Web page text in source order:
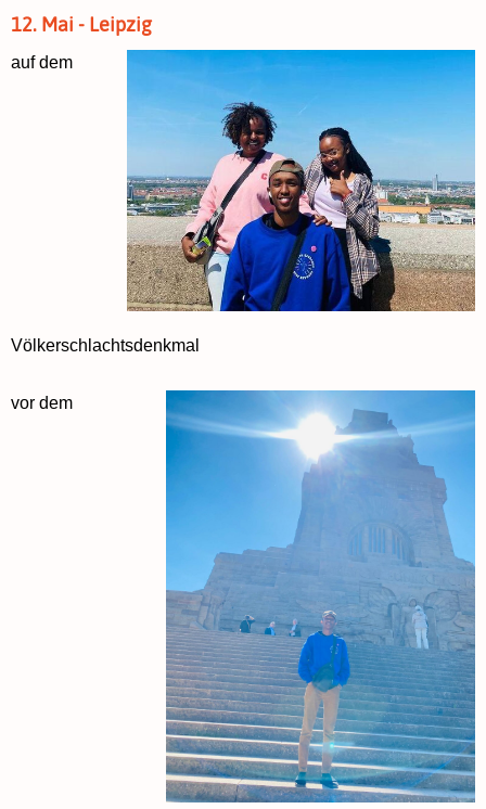
12. Mai - Leipzig
auf dem
Völkerschlachtsdenkmal
vor dem